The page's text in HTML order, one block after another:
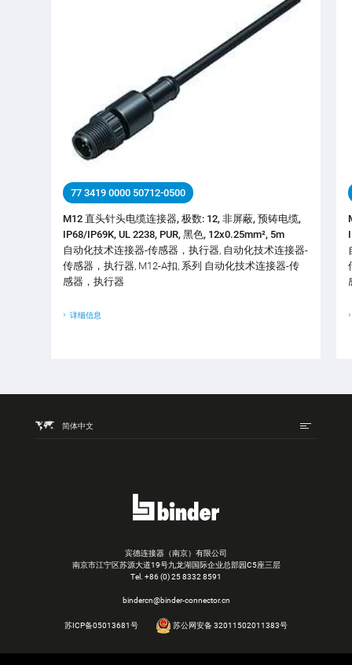
77 3419 0000 50712-0500
M12 直头针头电缆连接器, 极数: 12, 非屏蔽, 预铸电缆,
IP68/IP69K, UL 2238, PUR, 黑色, 12x0.25mm², 5m
自动化技术连接器-传感器，执行器, 自动化技术连接器-
传感器，执行器, M12-A扣, 系列 自动化技术连接器-传
感器，执行器
详细信息
简体中文
宾德连接器（南京）有限公司
南京市江宁区苏源大道19号九龙湖国际企业总部园C5座三层
Tel. +86 (0) 25 8332 8591
bindercn@binder-connector.cn
苏ICP备05013681号 苏公网安备 32011502011383号